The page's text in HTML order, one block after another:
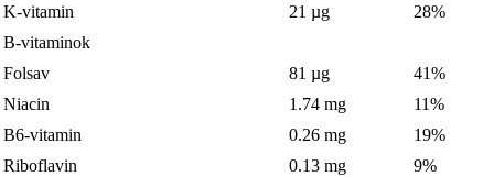
K-vitamin
21 µg
28%
B-vitaminok
Folsav
81 µg
41%
Niacin
1.74 mg
11%
B6-vitamin
0.26 mg
19%
Riboflavin
0.13 mg
9%